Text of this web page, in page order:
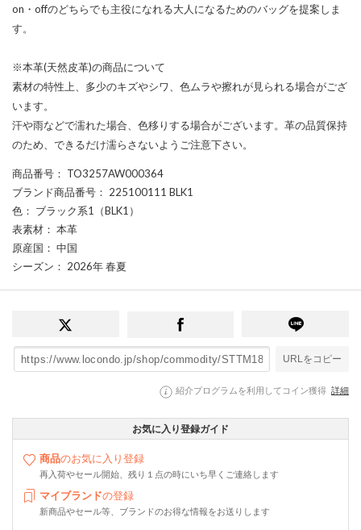
on・offのどちらでも主役になれる大人になるためのバッグを提案しま
す。
※本革(天然皮革)の商品について
素材の特性上、多少のキズやシワ、色ムラや擦れが見られる場合がござ
います。
汗や雨などで濡れた場合、色移りする場合がございます。革の品質保持
のため、できるだけ濡らさないようご注意下さい。
商品番号 ： TO3257AW000364
ブランド商品番号 ： 225100111 BLK1
色 ： ブラック系1（BLK1）
表素材 ： 本革
原産国 ： 中国
シーズン ： 2026年 春夏
URLをコピー
紹介プログラムを利用してコイン獲得 詳細
お気に入り登録ガイド
商品のお気に入り登録
再入荷やセール開始、残り１点の時にいち早くご連絡します
マイブランドの登録
新商品やセール等、ブランドのお得な情報をお送りします